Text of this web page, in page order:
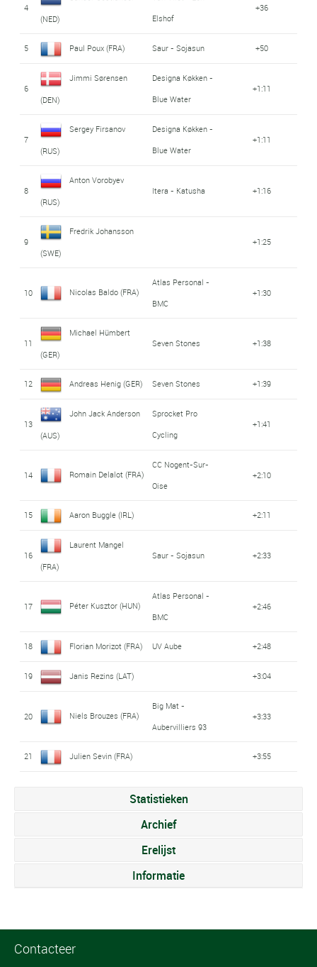
4
(NED)
Elshof
+36
5 Paul Poux (FRA) Saur - Sojasun +50
6
Jimmi Sørensen
(DEN)
Designa Køkken -
Blue Water
+1:11
7
Sergey Firsanov
(RUS)
Designa Køkken -
Blue Water
+1:11
8
Anton Vorobyev
(RUS)
Itera - Katusha +1:16
9
Fredrik Johansson
(SWE)
+1:25
10 Nicolas Baldo (FRA)
Atlas Personal -
BMC
+1:30
11
Michael Hümbert
(GER)
Seven Stones +1:38
12 Andreas Henig (GER) Seven Stones +1:39
13
John Jack Anderson
(AUS)
Sprocket Pro
Cycling
+1:41
14 Romain Delalot (FRA)
CC Nogent-Sur-
Oise
+2:10
15 Aaron Buggle (IRL) +2:11
16
Laurent Mangel
(FRA)
Saur - Sojasun +2:33
17 Péter Kusztor (HUN)
Atlas Personal -
BMC
+2:46
18 Florian Morizot (FRA) UV Aube +2:48
19 Janis Rezins (LAT) +3:04
20 Niels Brouzes (FRA)
Big Mat -
Aubervilliers 93
+3:33
21 Julien Sevin (FRA) +3:55
Statistieken
Archief
Erelijst
Informatie
Contacteer